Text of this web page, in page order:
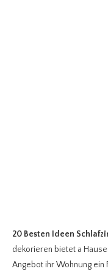
20 Besten Ideen
dekorieren bietet a
Angebot ihr Wohnung